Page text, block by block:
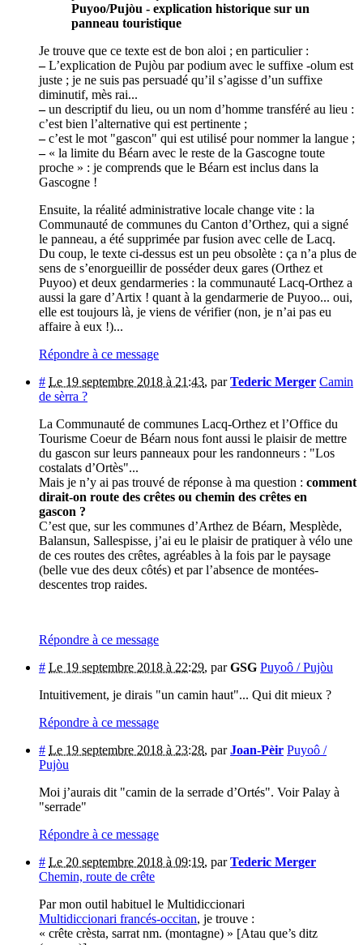
Puyoo/Pujòu - explication historique sur un
panneau touristique
Je trouve que ce texte est de bon aloi ; en particulier :
–L’explication de Pujòu par podium avec le suffixe -olum est
juste ; je ne suis pas persuadé qu’il s’agisse d’un suffixe
diminutif, mès rai...
–un descriptif du lieu, ou un nom d’homme transféré au lieu :
c’est bien l’alternative qui est pertinente ;
–c’est le mot "gascon" qui est utilisé pour nommer la langue ;
–« la limite du Béarn avec le reste de la Gascogne toute
proche » : je comprends que le Béarn est inclus dans la
Gascogne !
Ensuite, la réalité administrative locale change vite : la
Communauté de communes du Canton d’Orthez, qui a signé
le panneau, a été supprimée par fusion avec celle de Lacq.
Du coup, le texte ci-dessus est un peu obsolète : ça n’a plus de
sens de s’enorgueillir de posséder deux gares (Orthez et
Puyoo) et deux gendarmeries : la communauté Lacq-Orthez a
aussi la gare d’Artix ! quant à la gendarmerie de Puyoo... oui,
elle est toujours là, je viens de vérifier (non, je n’ai pas eu
affaire à eux !)...
Répondre à ce message
# Le 19 septembre 2018 à 21:43, parTederic Merger Camin
de sèrra ?
La Communauté de communes Lacq-Orthez et l’Office du
Tourisme Coeur de Béarn nous font aussi le plaisir de mettre
du gascon sur leurs panneaux pour les randonneurs : "Los
costalats d’Ortès"...
Mais je n’y ai pas trouvé de réponse à ma question : comment
dirait-on route des crêtes ou chemin des crêtes en
gascon ?
C’est que, sur les communes d’Arthez de Béarn, Mesplède,
Balansun, Sallespisse, j’ai eu le plaisir de pratiquer à vélo une
de ces routes des crêtes, agréables à la fois par le paysage
(belle vue des deux côtés) et par l’absence de montées-
descentes trop raides.
Répondre à ce message
# Le 19 septembre 2018 à 22:29, parGSG Puyoô / Pujòu
Intuitivement, je dirais "un camin haut"... Qui dit mieux ?
Répondre à ce message
# Le 19 septembre 2018 à 23:28, parJoan-Pèir Puyoô /
Pujòu
Moi j’aurais dit "camin de la serrade d’Ortés". Voir Palay à
"serrade"
Répondre à ce message
# Le 20 septembre 2018 à 09:19, parTederic Merger
Chemin, route de crête
Par mon outil habituel le Multidiccionari
Multidiccionari francés-occitan, je trouve :
« crête crèsta, sarrat nm. (montagne) » [Atau que’s ditz